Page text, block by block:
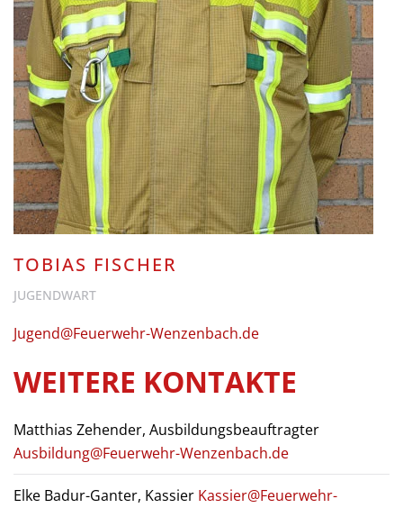
TOBIAS FISCHER
JUGENDWART
Jugend@Feuerwehr-Wenzenbach.de
WEITERE KONTAKTE
Matthias Zehender, Ausbildungsbeauftragter
Ausbildung@Feuerwehr-Wenzenbach.de
Elke Badur-Ganter, Kassier Kassier@Feuerwehr-